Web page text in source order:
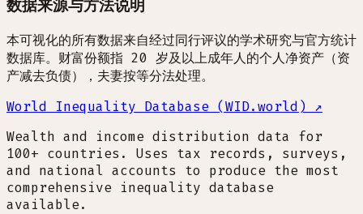
数据来源与方法说明
本可视化的所有数据来自经过同行评议的学术研究与官方统计
数据库。财富份额指 20 岁及以上成年人的个人净资产（资
产减去负债），夫妻按等分法处理。
World Inequality Database (WID.world) ↗
Wealth and income distribution data for
100+ countries. Uses tax records, surveys,
and national accounts to produce the most
comprehensive inequality database
available.